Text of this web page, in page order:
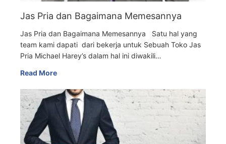
Jas Pria dan Bagaimana Memesannya
Jas Pria dan Bagaimana Memesannya Satu hal yang
team kami dapati dari bekerja untuk Sebuah Toko Jas
Pria Michael Harey’s dalam hal ini diwakili…
Read More